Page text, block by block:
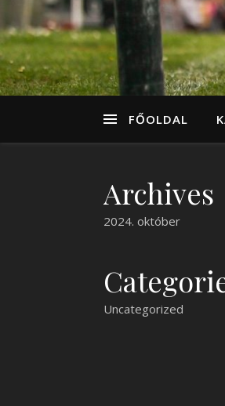
FŐOLDAL
Archives
2024. október
Uncategorized